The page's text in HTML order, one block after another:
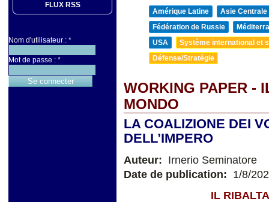
FLUX RSS
Nom d'utilisateur : *
Mot de passe : *
Amérique Latine
Asie Centrale
Fédération de Russie
USA
Système international et
Défense/Stratégie
WORKING PAPER -
MONDO
LA COALIZIONE DEI
DELL’IMPERO
Auteur: Irnerio Seminatore
Date de publication: 1/8/
IL